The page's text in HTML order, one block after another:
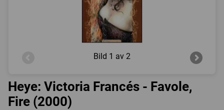
Bild 1 av 2
Heye: Victoria Francés - Favole,
Fire (2000)